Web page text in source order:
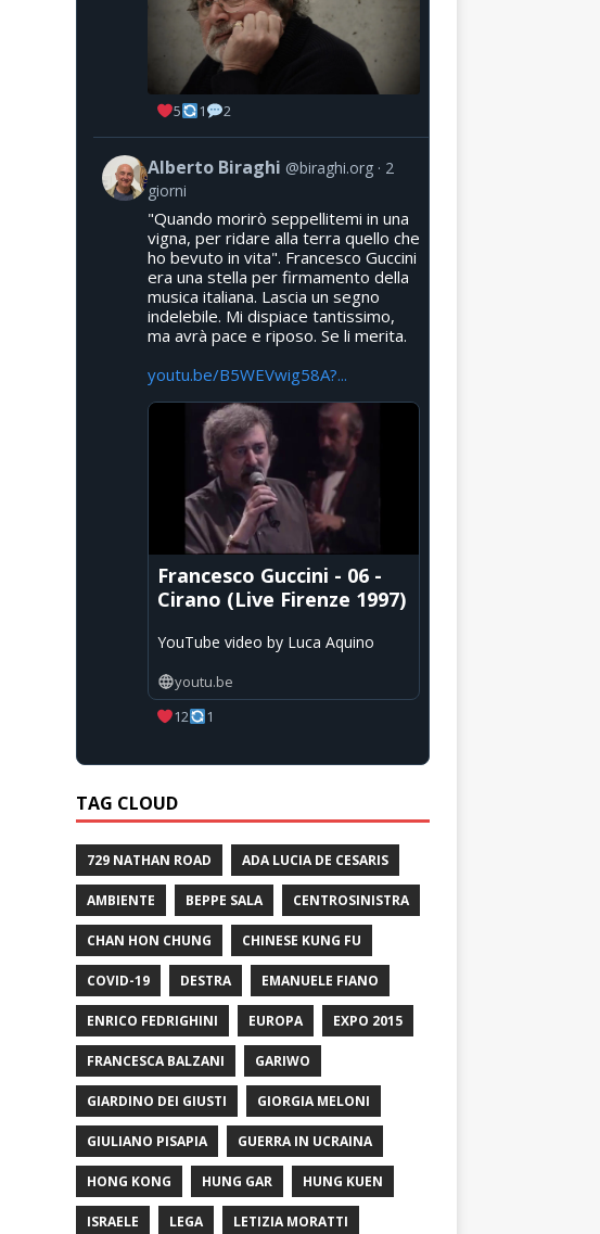
5 1 2
Alberto Biraghi @biraghi.org
2
giorni
"Quando morirò seppellitemi in una
vigna, per ridare alla terra quello che
ho bevuto in vita". Francesco Guccini
era una stella per firmamento della
musica italiana. Lascia un segno
indelebile. Mi dispiace tantissimo,
ma avrà pace e riposo. Se li merita.
youtu.be/B5WEVwig58A?...
Francesco Guccini - 06 -
Cirano (Live Firenze 1997)
YouTube video by Luca Aquino
youtu.be
12
1
TAG CLOUD
729 NATHAN ROAD ADA LUCIA DE CESARIS
AMBIENTE BEPPE SALA CENTROSINISTRA
CHAN HON CHUNG CHINESE KUNG FU
COVID-19 DESTRA EMANUELE FIANO
ENRICO FEDRIGHINI EUROPA EXPO 2015
FRANCESCA BALZANI GARIWO
GIARDINO DEI GIUSTI GIORGIA MELONI
GIULIANO PISAPIA GUERRA IN UCRAINA
HONG KONG HUNG GAR HUNG KUEN
ISRAELE LEGA LETIZIA MORATTI